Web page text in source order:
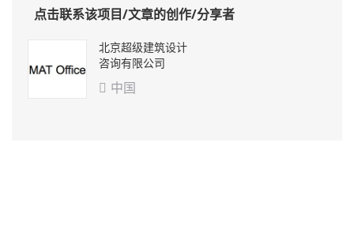
点击联系该项目/文章的创作/分享者
北京超级建筑设计
咨询有限公司
 中国